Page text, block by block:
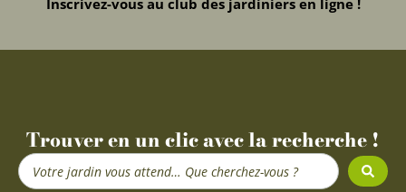
Trouver en un clic avec la recherche !
Search
...